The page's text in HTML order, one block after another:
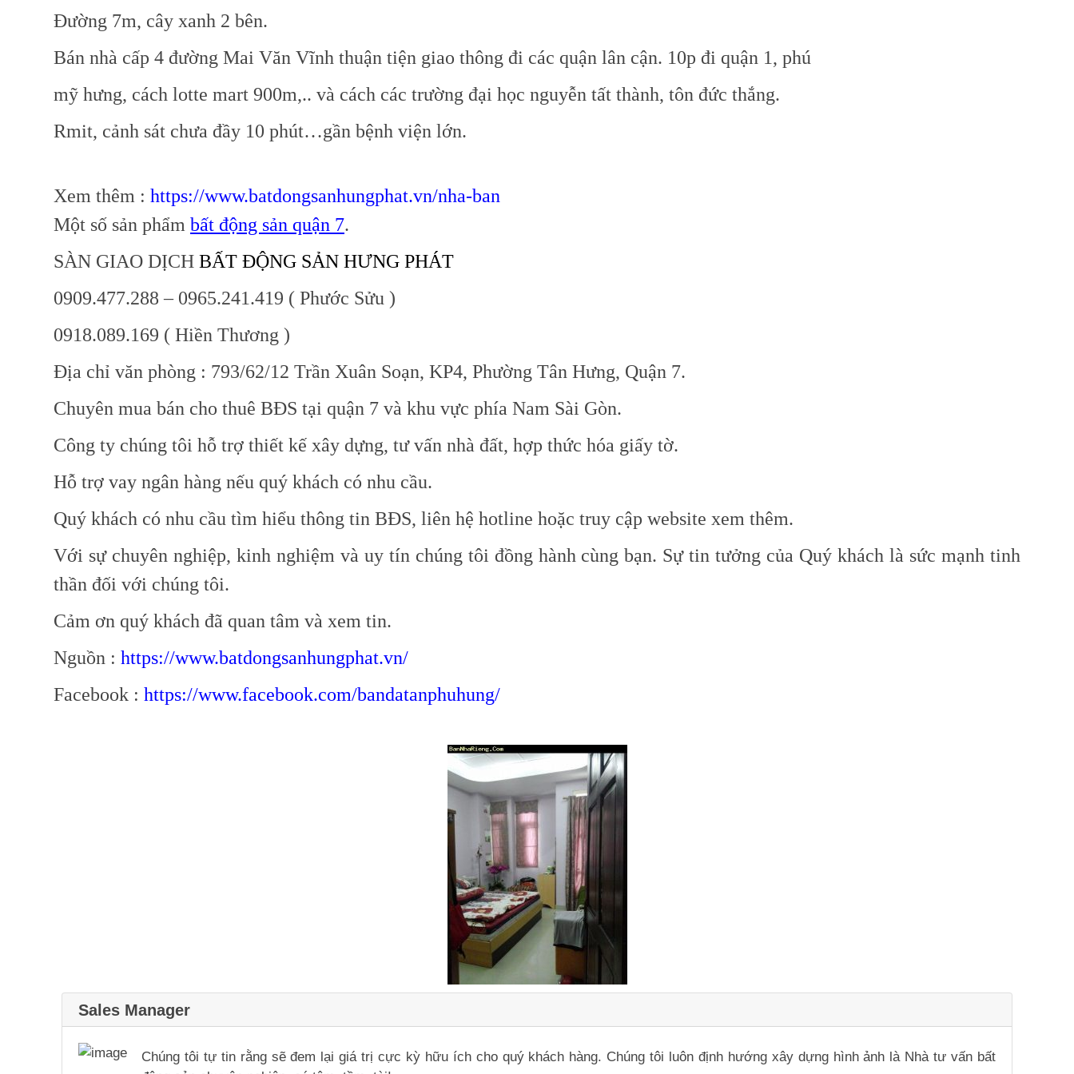
Đường 7m, cây xanh 2 bên.
Bán nhà cấp 4 đường Mai Văn Vĩnh thuận tiện giao thông đi các quận lân cận. 10p đi quận 1, phú
mỹ hưng, cách lotte mart 900m,.. và cách các trường đại học nguyễn tất thành, tôn đức thắng.
Rmit, cảnh sát chưa đầy 10 phút…gần bệnh viện lớn.
Xem thêm : https://www.batdongsanhungphat.vn/nha-ban
Một số sản phẩm bất động sản quận 7.
SÀN GIAO DỊCH BẤT ĐỘNG SẢN HƯNG PHÁT
0909.477.288 – 0965.241.419 ( Phước Sửu )
0918.089.169 ( Hiền Thương )
Địa chỉ văn phòng : 793/62/12 Trần Xuân Soạn, KP4, Phường Tân Hưng, Quận 7.
Chuyên mua bán cho thuê BĐS tại quận 7 và khu vực phía Nam Sài Gòn.
Công ty chúng tôi hỗ trợ thiết kế xây dựng, tư vấn nhà đất, hợp thức hóa giấy tờ.
Hỗ trợ vay ngân hàng nếu quý khách có nhu cầu.
Quý khách có nhu cầu tìm hiểu thông tin BĐS, liên hệ hotline hoặc truy cập website xem thêm.
Với sự chuyên nghiệp, kinh nghiệm và uy tín chúng tôi đồng hành cùng bạn. Sự tin tưởng của Quý khách là sức mạnh tinh
thần đối với chúng tôi.
Cảm ơn quý khách đã quan tâm và xem tin.
Nguồn : https://www.batdongsanhungphat.vn/
Facebook : https://www.facebook.com/bandatanphuhung/
Sales Manager
Chúng tôi tự tin rằng sẽ đem lại giá trị cực kỳ hữu ích cho quý khách hàng. Chúng tôi luôn định hướng xây dựng hình ảnh là Nhà tư vấn bất